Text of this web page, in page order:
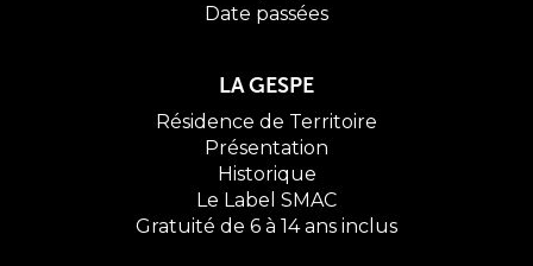
Date passées
LA GESPE
Résidence de Territoire
Présentation
Historique
Le Label SMAC
Gratuité de 6 à 14 ans inclus